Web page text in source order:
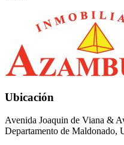
Ubicación
Avenida Joaquin de Viana &
Departamento de Maldonado,